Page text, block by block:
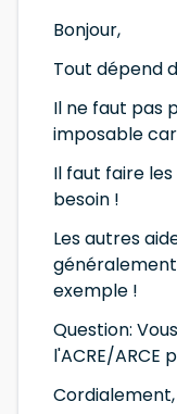
Bonjour,
Tout dépend
Il ne faut pas
imposable
Il faut faire
besoin !
Les autres
exemple !
Question:
l'ACRE/
Cordialement,